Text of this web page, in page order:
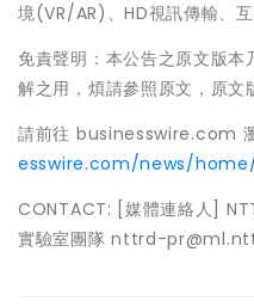
境(VR/AR)、HD視訊傳輸、互
免責聲明：本公告之原文版
解之用，煩請參照原文，原文
請前往 businesswire.com
esswire.com/news/
CONTACT: [媒體連絡人]
實驗室團隊 nttrd-